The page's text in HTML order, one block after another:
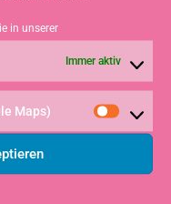
in unserer
Immer aktiv
Maps)
Buhl Zweiter am
Europacup,